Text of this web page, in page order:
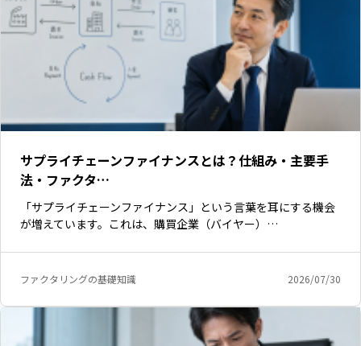
サプライチェーンファイナンスとは？仕組み・主要手
法・ファクタ…
「サプライチェーンファイナンス」という言葉を耳にする機会
が増えています。これは、購買企業（バイヤー）…
ファクタリングの基礎知識 2026/07/30